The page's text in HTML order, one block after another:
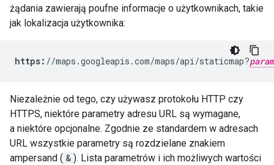
żądania zawierają poufne informacje o użytkownikach, takie
jak lokalizacja użytkownika:
https: //maps.googleapis.com/maps/api/staticmap?
Niezależnie od tego, czy używasz protokołu HTTP czy
HTTPS, niektóre parametry adresu URL są wymagane,
a niektóre opcjonalne. Zgodnie ze standardem w adresach
URL wszystkie parametry są rozdzielane znakiem
ampersand ( & ). Lista parametrów i ich możliwych wartości